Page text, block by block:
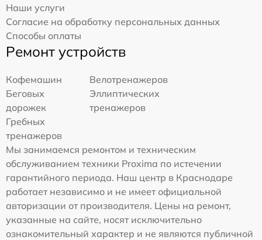
Наши услуги
Согласие на обработку персональных данных
Способы оплаты
Ремонт устройств
Кофемашин
Велотренажеров
Беговых
дорожек
Эллиптических
тренажеров
Гребных
тренажеров
Мы занимаемся ремонтом и техническим
обслуживанием техники Proxima по истечении
гарантийного периода. Наш центр в Краснодаре
работает независимо и не имеет официальной
авторизации от производителя. Цены на ремонт,
указанные на сайте, носят исключительно
ознакомительный характер и не являются публичной